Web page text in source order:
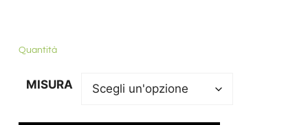
Quantità
MISURA